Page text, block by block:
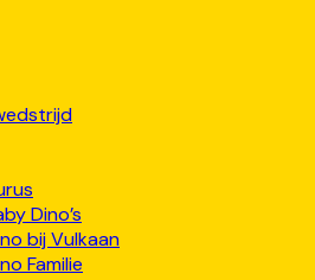
Dino’s
bij Vulkaan
Familie